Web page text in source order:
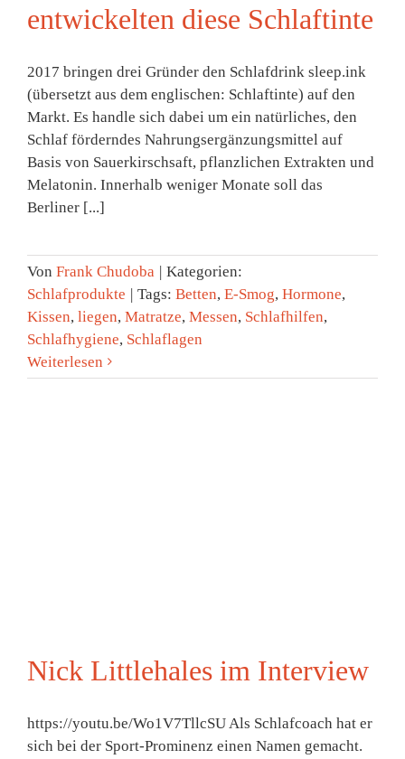
entwickelten diese Schlaftinte
2017 bringen drei Gründer den Schlafdrink sleep.ink
(übersetzt aus dem englischen: Schlaftinte) auf den
Markt. Es handle sich dabei um ein natürliches, den
Schlaf förderndes Nahrungsergänzungsmittel auf
Basis von Sauerkirschsaft, pflanzlichen Extrakten und
Melatonin. Innerhalb weniger Monate soll das
Berliner [...]
Von Frank Chudoba | Kategorien:
Schlafprodukte | Tags: Betten, E-Smog, Hormone,
Kissen, liegen, Matratze, Messen, Schlafhilfen,
Schlafhygiene, Schlaflagen
Weiterlesen
Nick Littlehales im Interview
https://youtu.be/Wo1V7TllcSU Als Schlafcoach hat er
sich bei der Sport-Prominenz einen Namen gemacht.